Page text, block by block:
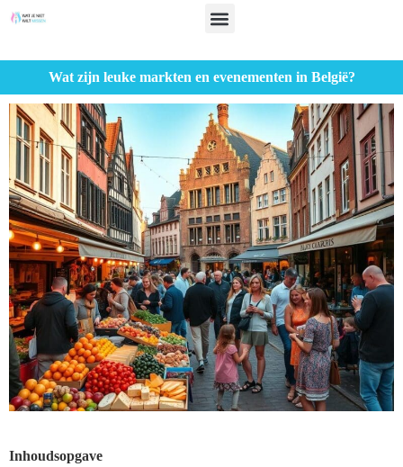
Wat zijn leuke markten en evenementen in België?
Inhoudsopgave